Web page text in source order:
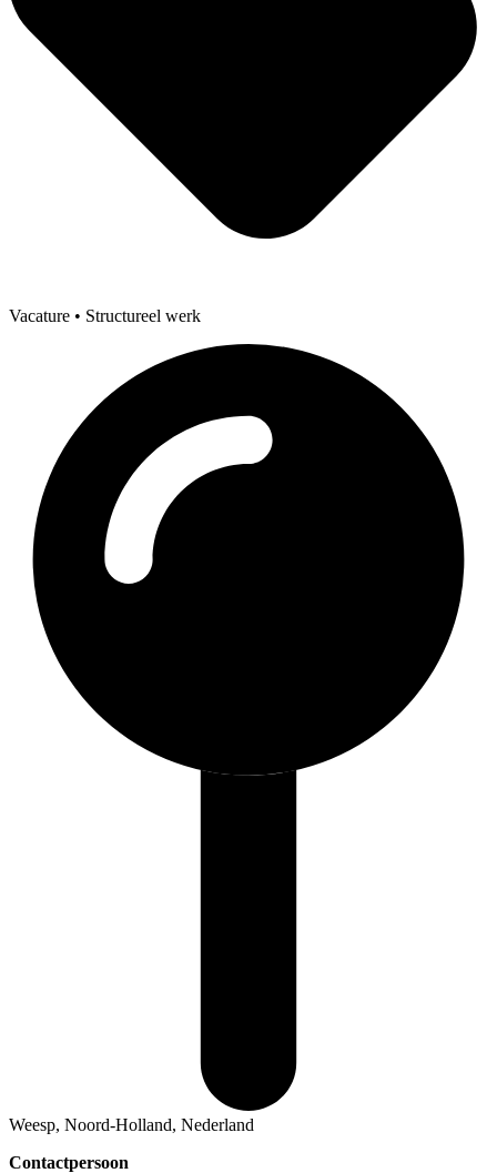
Vacature • Structureel werk
Weesp, Noord-Holland, Nederland
Contactpersoon